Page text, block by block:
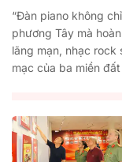
“Đàn piano không
phương Tây mà
lãng mạn, nhạc rock
mạc của ba miền